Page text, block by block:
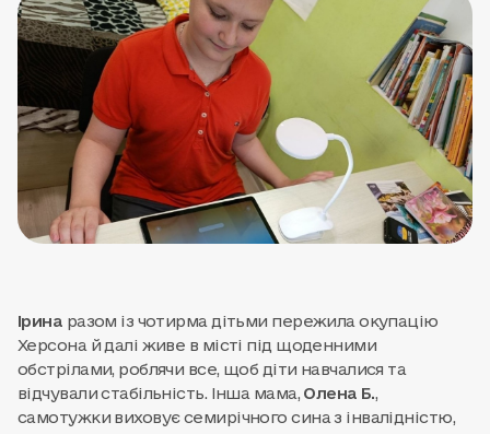
Ірина разом із чотирма дітьми пережила окупацію
Херсона й далі живе в місті під щоденними
обстрілами, роблячи все, щоб діти навчалися та
відчували стабільність. Інша мама, Олена Б.,
самотужки виховує семирічного сина з інвалідністю,